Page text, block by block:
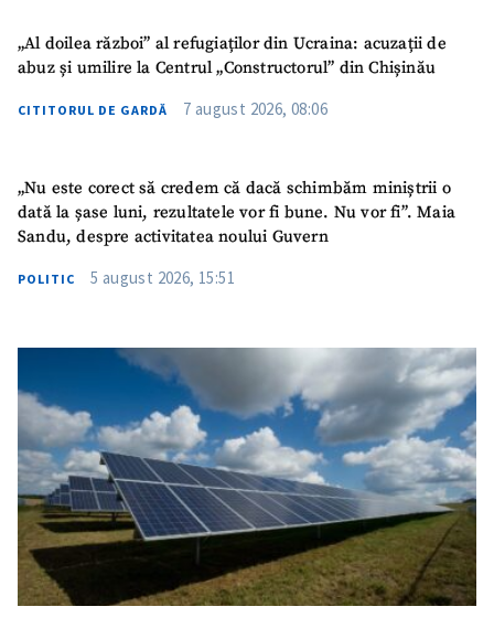
„Al doilea război” al refugiaților din Ucraina: acuzații de
abuz și umilire la Centrul „Constructorul” din Chișinău
CITITORUL DE GARDĂ 7 august 2026, 08:06
„Nu este corect să credem că dacă schimbăm miniștrii o
dată la șase luni, rezultatele vor fi bune. Nu vor fi”. Maia
Sandu, despre activitatea noului Guvern
POLITIC 5 august 2026, 15:51
ȘTIREA MEA
+ Adaugă titlu
Fotografie
+ Încarcă imagine
Link media
+ Link media